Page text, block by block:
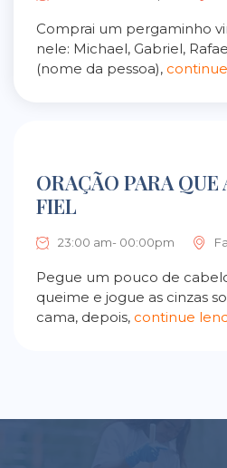
Comprai um pergaminho
nele: Michael, Gabriel,
(nome da pessoa),
ORAÇÃO PARA QUE
FIEL
23:00 am- 00:00pm
Pegue um pouco de
queime e jogue as cinzas
cama, depois, continue